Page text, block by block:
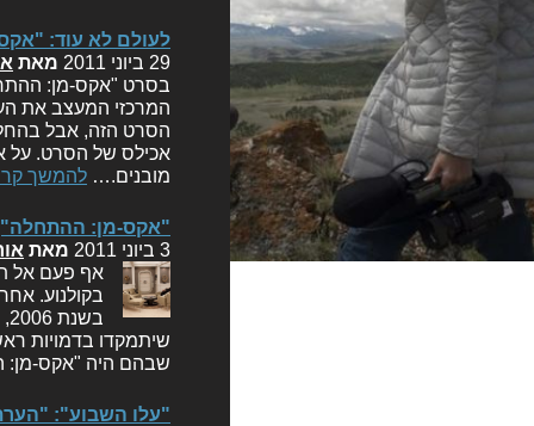
לעולם לא עוד:
29 ביוני 2011
מאת
בסרט "אקס-מן:
המרכזי המעצב את
הסרט הזה, אבל
אכילס של הסרט. על
מובנים.… להמשך
"אקס-מן:
3 ביוני 2011
מאת
אף פעם אל
שיתמקדו בדמויות
שבהם היה "אקס-מן:
"עלו השבוע":